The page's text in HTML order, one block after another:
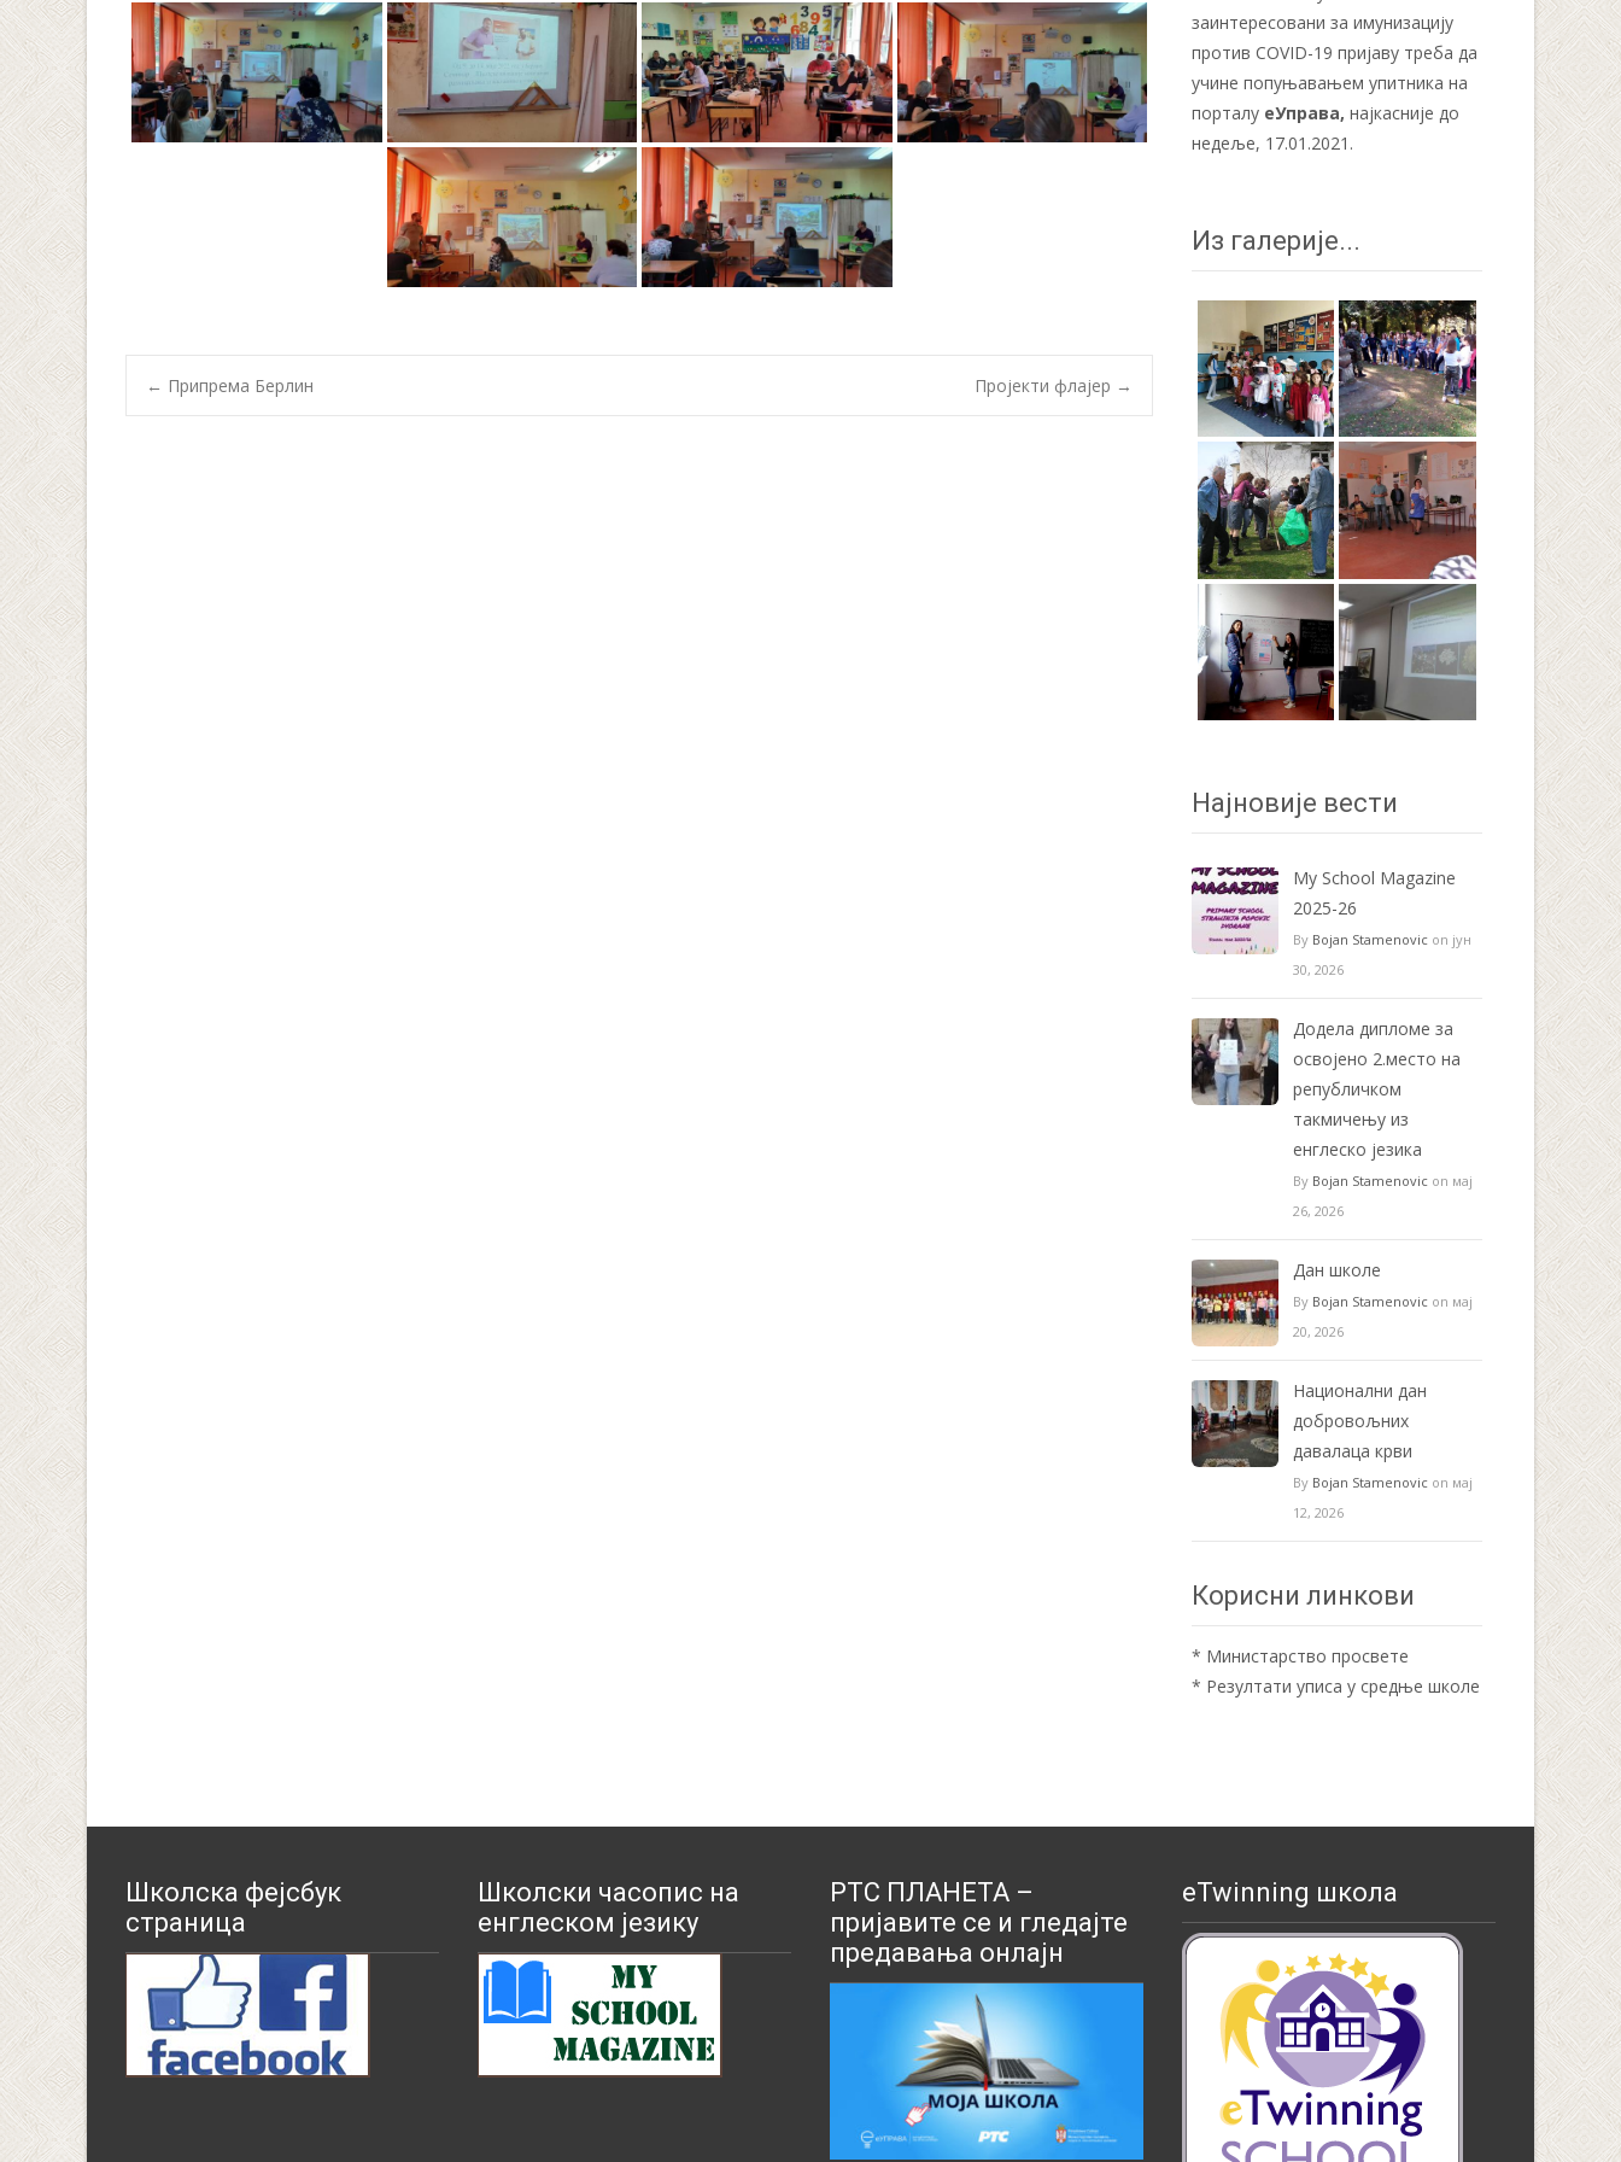
Post
← Припрема Берлин Пројекти флајер →
заинтересовани за имунизацију
против COVID-19 пријаву треба да
учине попуњавањем упитника на
порталу еУправа, најкасније до
недеље, 17.01.2021.
Из галерије...
Најновије вести
My School Magazine
2025-26
By Bojan Stamenovic on јун
30, 2026
Додела дипломе за
освојено 2.место на
републичком
такмичењу из
енглеско језика
By Bojan Stamenovic on мај
26, 2026
Дан школе
By Bojan Stamenovic on мај
20, 2026
Национални дан
добровољних
давалаца крви
By Bojan Stamenovic on мај
12, 2026
Корисни линкови
* Министарство просвете
* Резултати уписа у средње школе
Школска фејсбук
страница
Школски часопис на
енглеском језику
РТС ПЛАНЕТА –
пријавите се и гледајте
предавања онлајн
eTwinning школа